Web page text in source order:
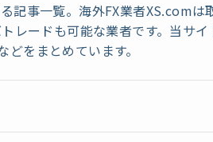
記事一覧。海外FX業者XS.com
レードも可能な業者です。当サ
をまとめています。